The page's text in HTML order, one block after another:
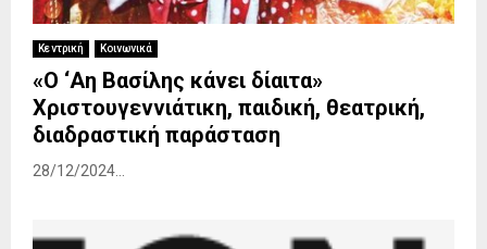
Κεντρική Κοινωνικά
«Ο ‘Αη Βασίλης κάνει δίαιτα»
Χριστουγεννιάτικη, παιδική, θεατρική,
διαδραστική παράσταση
28/12/2024...